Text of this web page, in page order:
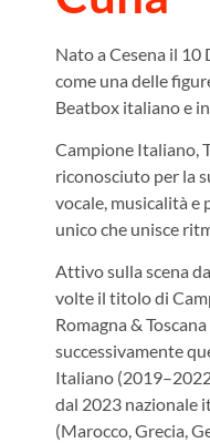
Nato a Cesena il 10
come una delle
Beatbox italiano e
Campione Italiano,
riconosciuto per la
vocale, musicalità e
unico che unisce
Attivo sulla scena
volte il titolo di
Romagna &
successivamente
Italiano
dal 2023 nazionale
(Marocco, Grecia,